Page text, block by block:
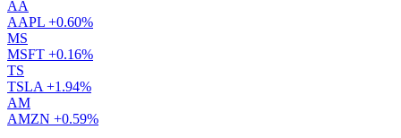
AA
AAPL +0.60%
MS
MSFT +0.16%
TS
TSLA +1.94%
AM
AMZN +0.59%